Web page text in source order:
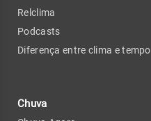
Relclima
Podcasts
Diferença entre clima e tempo
Chuva